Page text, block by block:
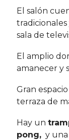
El salón
sala de
El amplio
amanecer y
Gran
terraza de
Hay un
pong, y